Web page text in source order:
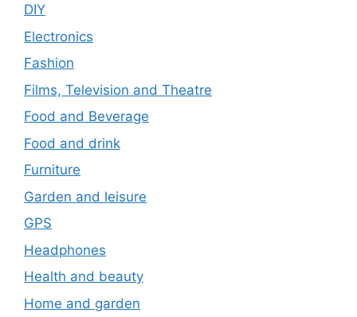
DIY
Electronics
Fashion
Films, Television and Theatre
Food and Beverage
Food and drink
Furniture
Garden and leisure
GPS
Headphones
Health and beauty
Home and garden